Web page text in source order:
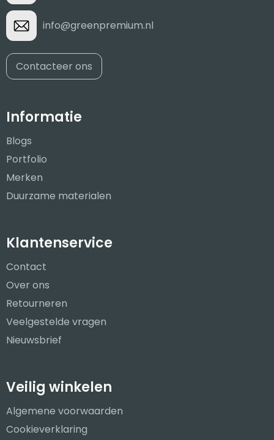
info@greenpremium.nl
Contacteer ons
Informatie
Blogs
Portfolio
Merken
Duurzame materialen
Klantenservice
Contact
Over ons
Retourneren
Veelgestelde vragen
Nieuwsbrief
Veilig winkelen
Algemene voorwaarden
Cookieverklaring